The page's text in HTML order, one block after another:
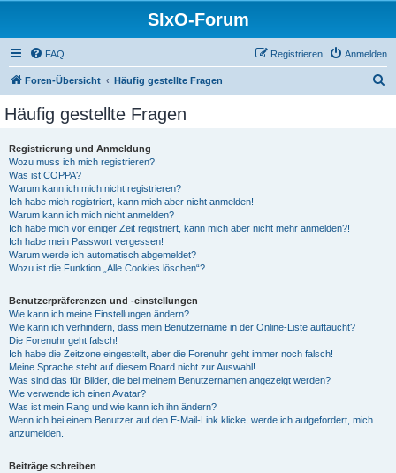
SIxO-Forum
FAQ Anmelden
Registrieren
Foren-Übersicht Häufig gestellte Fragen
Häufig gestellte Fragen
Registrierung und Anmeldung
Wozu muss ich mich registrieren?
Was ist COPPA?
Warum kann ich mich nicht registrieren?
Ich habe mich registriert, kann mich aber nicht anmelden!
Warum kann ich mich nicht anmelden?
Ich habe mich vor einiger Zeit registriert, kann mich aber nicht mehr anmelden?!
Ich habe mein Passwort vergessen!
Warum werde ich automatisch abgemeldet?
Wozu ist die Funktion „Alle Cookies löschen“?
Benutzerpräferenzen und -einstellungen
Wie kann ich meine Einstellungen ändern?
Wie kann ich verhindern, dass mein Benutzername in der Online-Liste auftaucht?
Die Forenuhr geht falsch!
Ich habe die Zeitzone eingestellt, aber die Forenuhr geht immer noch falsch!
Meine Sprache steht auf diesem Board nicht zur Auswahl!
Was sind das für Bilder, die bei meinem Benutzernamen angezeigt werden?
Wie verwende ich einen Avatar?
Was ist mein Rang und wie kann ich ihn ändern?
Wenn ich bei einem Benutzer auf den E-Mail-Link klicke, werde ich aufgefordert, mich
anzumelden.
Beiträge schreiben